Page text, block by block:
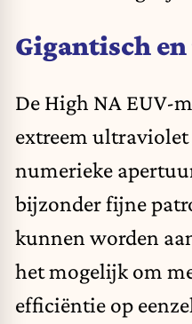
Gigantisch
De High NA EUV-
extreem ultraviolet
numerieke
bijzonder fijne
kunnen worden
het mogelijk om
efficiëntie op